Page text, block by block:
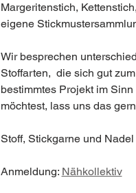
Margeritenstich,
eigene
Wir besprechen
Stoffarten,  die sich gut
bestimmtes Projekt im
möchtest, lass uns das
Stoff, Stickgarne und
Anmeldung: Nähkollektiv